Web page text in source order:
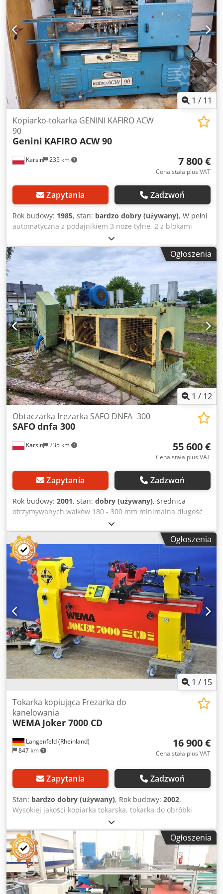
Rcepfx Ag Usf Znak CE
1 / 11
Karsin 235 km
Kopiarko-tokarka GENINI KAFIRO ACW
90
Genini KAFIRO ACW 90
7 800 €
Cena stała plus VAT
Zapytania Zadzwoń
Rok budowy: 1985, stan: bardzo dobry (używany), W pełni
automatyczna z podajnikiem 3 noże tylne, 2 z blokami
dzielonymi Wózek 900 mm Automatyczna pompa
smarowania olejem i smarem Odpowiednia do pracy w
obu kierunkach Crjdpfsih H Ntex Ag Uof
Ogłoszenia
1 / 12
Karsin 235 km
Obtaczarka frezarka SAFO DNFA- 300
SAFOdnfa 300
55 600 €
Cena stała plus VAT
Zapytania Zadzwoń
Rok budowy: 2001, stan: dobry (używany), średnica
otrzymywanych wałków 180 - 300 mm minimalna długość
obrabianych kłody 1200 mm ilość zespołów frezujących 2
szt. (gór., dolny) Cedpfx Ajih H I Dsg Usrf moc silnika
napędu głowicy obtaczania 55 kW moc silników napędu
zespołu frezującego 2 x 11 kW moc silnika napędu układu
posuwowego 7,5 kW frezy w komplecie
Ogłoszenia
1 / 15
Langenfeld (Rheinland)
847 km
Tokarka kopiująca Frezarka do
kanelowania
WEMA Joker 7000 CD
16 900 €
Cena stała plus VAT
Zapytania Zadzwoń
Stan: bardzo dobry (używany), Rok budowy: 2002,
Wysokiej jakości kopiarka tokarska, tokarka do obróbki
drewna z głowicą frezarską, sterowana przez PLC. Wideo
przedstawiające działanie maszyny może zostać przesłane
na życzenie. Drewniana kopiarka tokarska w wersji
sterowanej przez PLC, przeznaczona do toczenia i
frezowania. Maszyna posiada dwie sterowane osie: oś
podłużną i oś obrotową. Możliwość wprowadzania różnych
prędkości posuwu i odpowiadających im długości podczas
Ogłoszenia